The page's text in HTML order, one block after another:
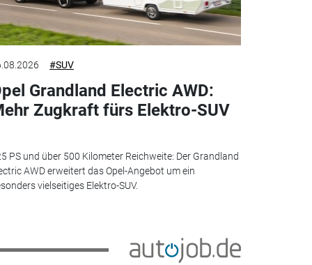
#SUV
Grandland Electric AWD:
Zugkraft fürs Elektro-SUV
PS und über 500 Kilometer Reichweite: Der Grandland
AWD erweitert das Opel-Angebot um ein
vielseitiges Elektro-SUV.